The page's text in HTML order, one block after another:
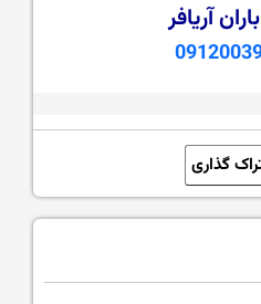
باران آریافر